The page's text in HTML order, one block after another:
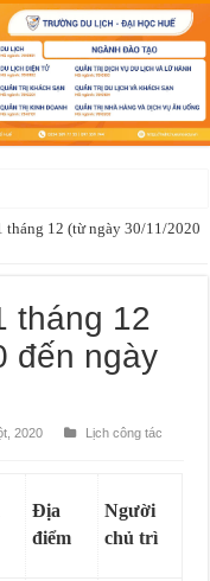
tháng 12 (từ ngày 30/11/2020
tháng 12
đến ngày
2020
Lịch công tác
Địa
điểm
Người
chủ trì